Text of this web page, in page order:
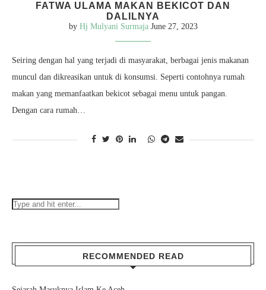
FATWA ULAMA MAKAN BEKICOT DAN
DALILNYA
by Hj Mulyani Surmaja June 27, 2023
Seiring dengan hal yang terjadi di masyarakat, berbagai jenis makanan
muncul dan dikreasikan untuk di konsumsi. Seperti contohnya rumah
makan yang memanfaatkan bekicot sebagai menu untuk pangan.
Dengan cara rumah…
RECOMMENDED READ